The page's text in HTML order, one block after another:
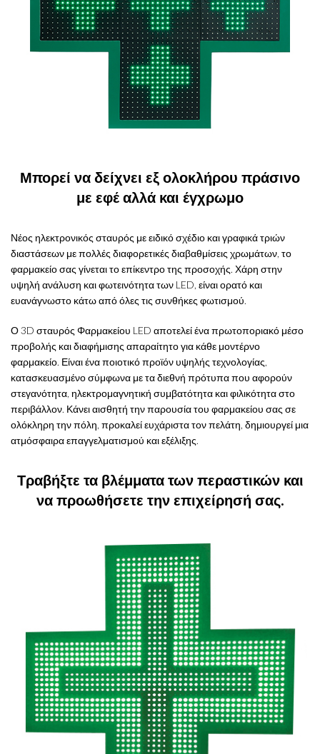
Μπορεί να δείχνει εξ ολοκλήρου πράσινο
με εφέ αλλά και έγχρωμο
Νέος ηλεκτρονικός σταυρός με ειδικό σχέδιο και γραφικά τριών
διαστάσεων με πολλές διαφορετικές διαβαθμίσεις χρωμάτων, το
φαρμακείο σας γίνεται το επίκεντρο της προσοχής. Χάρη στην
υψηλή ανάλυση και φωτεινότητα των LED, είναι ορατό και
ευανάγνωστο κάτω από όλες τις συνθήκες φωτισμού.
Ο 3D σταυρός Φαρμακείου LED αποτελεί ένα πρωτοποριακό μέσο
προβολής και διαφήμισης απαραίτητο για κάθε μοντέρνο
φαρμακείο. Είναι ένα ποιοτικό προϊόν υψηλής τεχνολογίας,
κατασκευασμένο σύμφωνα με τα διεθνή πρότυπα που αφορούν
στεγανότητα, ηλεκτρομαγνητική συμβατότητα και φιλικότητα στο
περιβάλλον. Κάνει αισθητή την παρουσία του φαρμακείου σας σε
ολόκληρη την πόλη, προκαλεί ευχάριστα τον πελάτη, δημιουργεί μια
ατμόσφαιρα επαγγελματισμού και εξέλιξης.
Τραβήξτε τα βλέμματα των περαστικών και
να προωθήσετε την επιχείρησή σας.